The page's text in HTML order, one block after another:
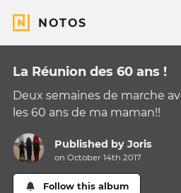
NOTOS
La Réunion des 60 ans !
Deux semaines de marche
les 60 ans de ma maman!!
Published byJoris
on October 14th 2017
Follow this album